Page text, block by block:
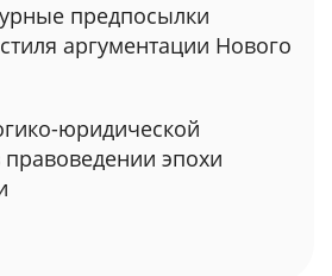
предпосылки
аргументации Нового
юридической
эпохи